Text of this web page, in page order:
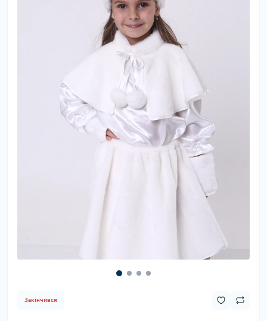
Закінчився